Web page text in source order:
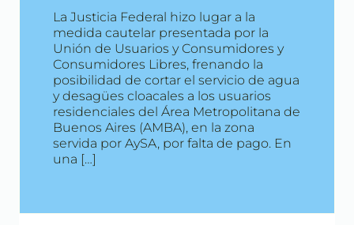
La Justicia Federal hizo lugar a la
medida cautelar presentada por la
Unión de Usuarios y Consumidores y
Consumidores Libres, frenando la
posibilidad de cortar el servicio de agua
y desagües cloacales a los usuarios
residenciales del Área Metropolitana de
Buenos Aires (AMBA), en la zona
servida por AySA, por falta de pago. En
una […]